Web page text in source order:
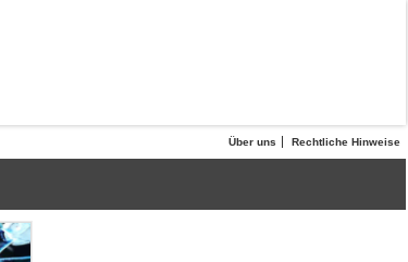
Über uns Rechtliche Hinweise